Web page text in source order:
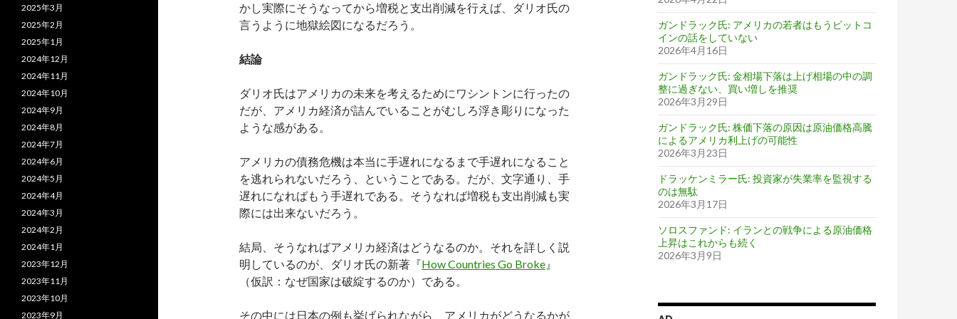
かし実際にそうなってから増税と支出削減を行えば、ダリオ氏の
言うように地獄絵図になるだろう。
結論
ダリオ氏はアメリカの未来を考えるためにワシントンに行ったの
だが、アメリカ経済が詰んでいることがむしろ浮き彫りになった
ような感がある。
アメリカの債務危機は本当に手遅れになるまで手遅れになること
を逃れられないだろう、ということである。だが、文字通り、手
遅れになればもう手遅れである。そうなれば増税も支出削減も実
際には出来ないだろう。
結局、そうなればアメリカ経済はどうなるのか。それを詳しく説
明しているのが、ダリオ氏の新著『How Countries Go Broke 』
（仮訳：なぜ国家は破綻するのか）である。
その中には日本の例も挙げられながら、アメリカがどうなるかが
ガンドラック氏: アメリカの若者はもうビットコ
インの話をしていない
2026年4月16日
ガンドラック氏: 金相場下落は上げ相場の中の調
整に過ぎない、買い増しを推奨
2026年3月29日
ガンドラック氏: 株価下落の原因は原油価格高騰
によるアメリカ利上げの可能性
2026年3月23日
ドラッケンミラー氏: 投資家が失業率を監視する
のは無駄
2026年3月17日
ソロスファンド: イランとの戦争による原油価格
上昇はこれからも続く
2026年3月9日
2025年3月
2025年2月
2025年1月
2024年12月
2024年11月
2024年10月
2024年9月
2024年8月
2024年7月
2024年6月
2024年5月
2024年4月
2024年3月
2024年2月
2024年1月
2023年12月
2023年11月
2023年10月
2023年9月